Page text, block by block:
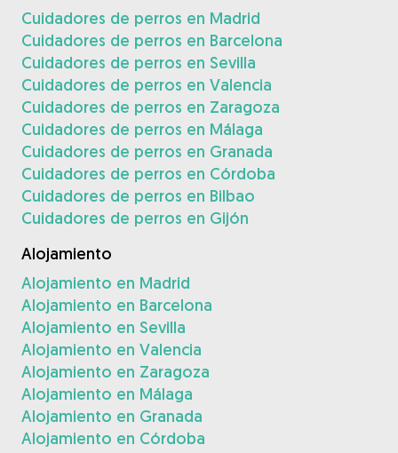
Cuidadores de perros en Madrid
Cuidadores de perros en Barcelona
Cuidadores de perros en Sevilla
Cuidadores de perros en Valencia
Cuidadores de perros en Zaragoza
Cuidadores de perros en Málaga
Cuidadores de perros en Granada
Cuidadores de perros en Córdoba
Cuidadores de perros en Bilbao
Cuidadores de perros en Gijón
Alojamiento
Alojamiento en Madrid
Alojamiento en Barcelona
Alojamiento en Sevilla
Alojamiento en Valencia
Alojamiento en Zaragoza
Alojamiento en Málaga
Alojamiento en Granada
Alojamiento en Córdoba